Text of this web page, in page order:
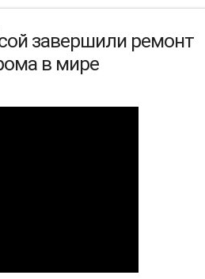
завершили ремонт
в мире